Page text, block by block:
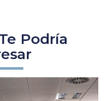
Podría